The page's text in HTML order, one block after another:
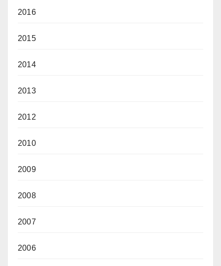
2016
2015
2014
2013
2012
2010
2009
2008
2007
2006